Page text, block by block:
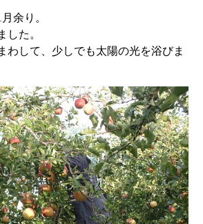
余り。
した。
わして、少しでも太陽の光を浴びま